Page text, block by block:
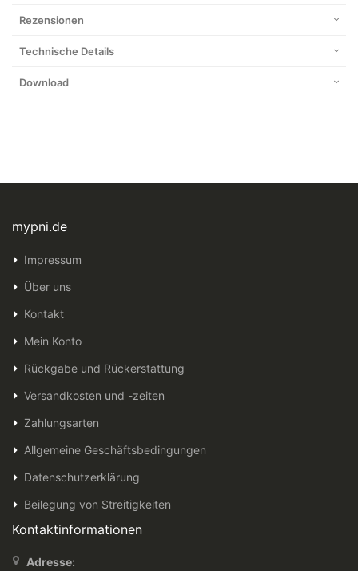
Rezensionen
Technische Details
Download
mypni.de
Impressum
Über uns
Kontakt
Mein Konto
Rückgabe und Rückerstattung
Versandkosten und -zeiten
Zahlungsarten
Allgemeine Geschäftsbedingungen
Datenschutzerklärung
Beilegung von Streitigkeiten
Kontaktinformationen
Adresse: